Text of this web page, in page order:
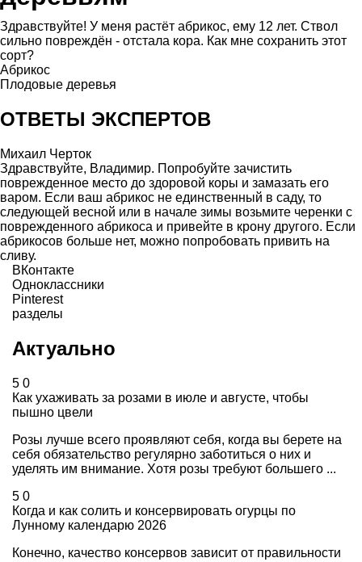
Здравствуйте! У меня растёт абрикос, ему 12 лет. Ствол
сильно повреждён - отстала кора. Как мне сохранить этот
сорт?
Абрикос
Плодовые деревья
ОТВЕТЫ ЭКСПЕРТОВ
Михаил Черток
Здравствуйте, Владимир. Попробуйте зачистить
поврежденное место до здоровой коры и замазать его
варом. Если ваш абрикос не единственный в саду, то
следующей весной или в начале зимы возьмите черенки с
поврежденного абрикоса и привейте в крону другого. Если
абрикосов больше нет, можно попробовать привить на
сливу.
ВКонтакте
Одноклассники
Pinterest
разделы
Актуально
5 0
Как ухаживать за розами в июле и августе, чтобы
пышно цвели
Розы лучше всего проявляют себя, когда вы берете на
себя обязательство регулярно заботиться о них и
уделять им внимание. Хотя розы требуют большего ...
5 0
Когда и как солить и консервировать огурцы по
Лунному календарю 2026
Конечно, качество консервов зависит от правильности